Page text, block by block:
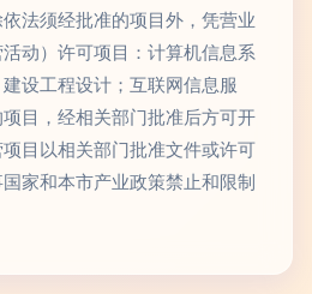
法须经批准的项目外，凭营业
动）许可项目：计算机信息系
设工程设计；互联网信息服
目，经相关部门批准后方可开
目以相关部门批准文件或许可
家和本市产业政策禁止和限制